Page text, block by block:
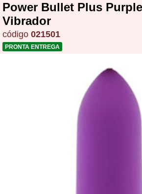
Power Bullet Plus
Vibrador
código 021501
PRONTA ENTREGA